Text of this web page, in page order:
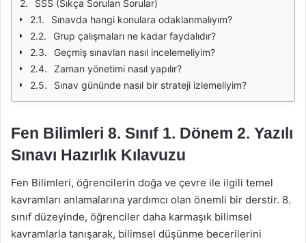
SSS (Sıkça Sorulan Sorular)
Sınavda hangi konulara odaklanmalıyım?
Grup çalışmaları ne kadar faydalıdır?
Geçmiş sınavları nasıl incelemeliyim?
Zaman yönetimi nasıl yapılır?
Sınav gününde nasıl bir strateji izlemeliyim?
Fen Bilimleri 8. Sınıf 1. Dönem 2. Yazılı
Sınavı Hazırlık Kılavuzu
Fen Bilimleri, öğrencilerin doğa ve çevre ile ilgili temel
kavramları anlamalarına yardımcı olan önemli bir derstir. 8.
sınıf düzeyinde, öğrenciler daha karmaşık bilimsel
kavramlarla tanışarak, bilimsel düşünme becerilerini